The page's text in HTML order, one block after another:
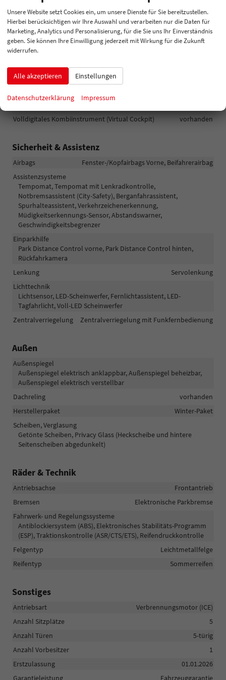
Assistenzsysteme
Sprachsteuerung
Audioanlage
Radio/MP3-Player, Radio, Schnittstelle MP3, Schnittstelle USB,
Digitalradio DAB, Android Auto, Apple CarPlay, Touchscreen
Navigationssystem
Telefon
Freisprecheinrichtung, Bluetooth, Induktionsladen für
Volldigitales Kombiinstrument (Virtual Cockpit)
vorhanden
Sicherheit & Assistenz
Airbags
Fenster-/Kopfairbags Vorne, Beifahrerairbag
Assistenzsysteme
Tempomat, Tempomat mit Lenkradkontrolle,
Notbremsassistent (City-Safety), Berganfahrassistent,
Spurhalteassistent, Verkehrzeichenerkennung,
Müdigkeitserkennungs-Sensor, Abstandswarner,
Geschwindigkeitsbegrenzer
Einparkhilfe
Park Distance Control vorne, Park Distance Control hinten,
Rückfahrkamera
Lenkung
Servolenkung
Lichttechnik
Lichtsensor, LED-Scheinwerfer, Fernlichtassistent, LED-
Tagfahrlicht, Voll-LED Scheinwerfer
Zentralverriegelung
Zentralverriegelung mit Funkfernbedienung
Außen
Außenspiegel
Außenspiegel elektrisch anklappbar, Außenspiegel beheizbar,
Außenspiegel elektrisch verstellbar
Dachreling
vorhanden
Herstellerpaket
Winter-Paket
Scheiben, Verglasung
Getönte Scheiben, Privacy Glass (Heckscheibe und hintere
Seitenscheiben abgedunkelt)
Räder & Technik
Antriebsachse
Frontantrieb
Bremsen
Elektronische Parkbremse
Fahrwerk- und Regelungssysteme
Antiblockiersystem (ABS), Elektronisches Stabilitäts-Programm
(ESP), Traktionskontrolle (ASR/CTS/ETS), Reifendruckkontrolle
Felgentyp
Leichtmetallfelge
Reifentyp
Sommerreifen
Sonstiges
Antriebsart
Verbrennungsmotor (ICE)
Anzahl Sitzplätze
5
Anzahl Türen
5-türig
Anzahl Vorbesitzer
1
Erstzulassung
01.01.2026
Garantieleistung
Fahrzeuggarantie
Unsere Website setzt Cookies ein, um unsere Dienste für Sie bereitzustellen.
Hierbei berücksichtigen wir Ihre Auswahl und verarbeiten nur die Daten für
Marketing, Analytics und Personalisierung, für die Sie uns Ihr Einverständnis
geben. Sie können Ihre Einwilligung jederzeit mit Wirkung für die Zukunft
widerrufen.
Alle akzeptieren Einstellungen
Datenschutzerklärung Impressum